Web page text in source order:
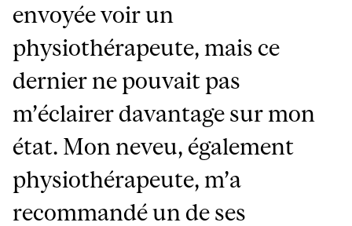
envoyée voir un
physiothérapeute, mais ce
dernier ne pouvait pas
m’éclairer davantage sur mon
état. Mon neveu, également
physiothérapeute, m’a
recommandé un de ses